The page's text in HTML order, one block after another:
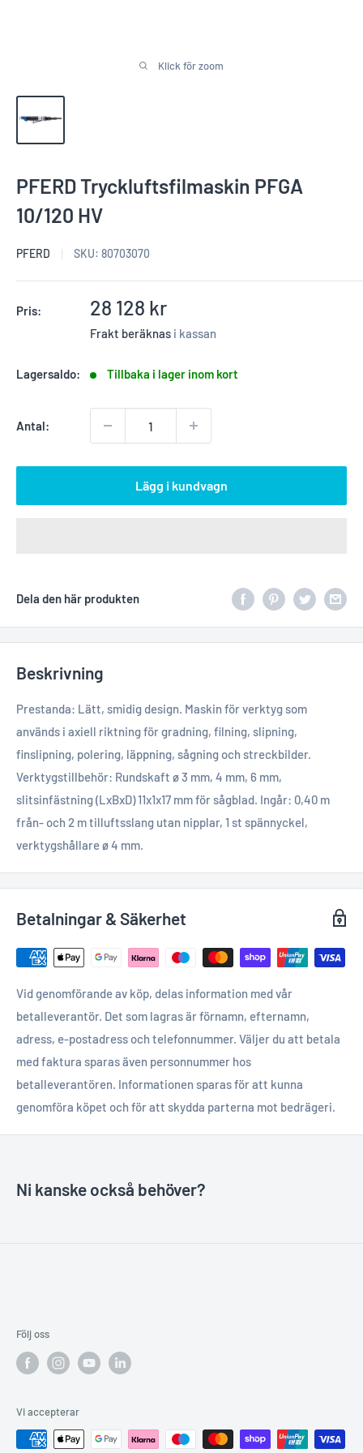
Klick för zoom
PFERD Tryckluftsfilmaskin PFGA
10/120 HV
PFERD SKU: 80703070
Pris: Reapris
28 128 kr
Frakt beräknas i kassan
Lagersaldo: Tillbaka i lager inom kort
Antal:
Lägg i kundvagn
Dela den här produkten
Beskrivning
Prestanda: Lätt, smidig design. Maskin för verktyg som
används i axiell riktning för gradning, filning, slipning,
finslipning, polering, läppning, sågning och streckbilder.
Verktygstillbehör: Rundskaft ø 3 mm, 4 mm, 6 mm,
slitsinfästning (LxBxD) 11x1x17 mm för sågblad. Ingår: 0,40 m
från- och 2 m tilluftsslang utan nipplar, 1 st spännyckel,
verktygshållare ø 4 mm.
Betalningar & Säkerhet
Vid genomförande av köp, delas information med vår
betalleverantör. Det som lagras är förnamn, efternamn,
adress, e-postadress och telefonnummer. Väljer du att betala
med faktura sparas även personnummer hos
betalleverantören. Informationen sparas för att kunna
genomföra köpet och för att skydda parterna mot bedrägeri.
Ni kanske också behöver?
Följ oss
Vi accepterar